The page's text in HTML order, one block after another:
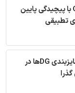
ترجمه مقاله آشکارساز مختلط QRS با پیچیدگی پایین
تطبیقی
ترجمه مقاله جایابی چندهدفه و سایزبندی DGها در